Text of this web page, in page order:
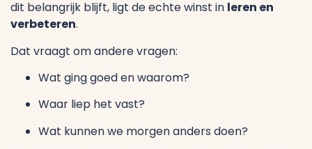
dit belangrijk blijft, ligt de echte winst in leren en
verbeteren.
Dat vraagt om andere vragen:
Wat ging goed en waarom?
Waar liep het vast?
Wat kunnen we morgen anders doen?